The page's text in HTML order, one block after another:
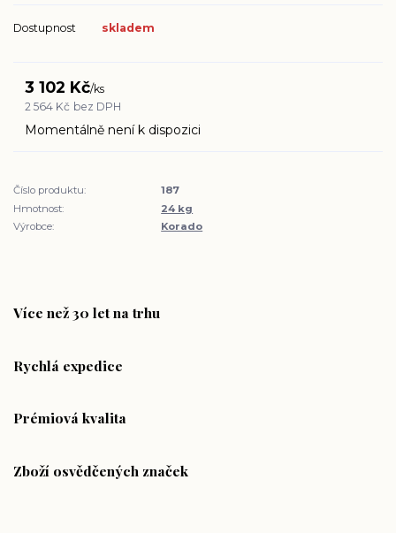
Dostupnost skladem
3 102 Kč/ks
2 564 Kč bez DPH
Momentálně není k dispozici
Číslo produktu:
187
Hmotnost:
24 kg
Výrobce:
Korado
Více než 30 let na trhu
Rychlá expedice
Prémiová kvalita
Zboží osvědčených značek